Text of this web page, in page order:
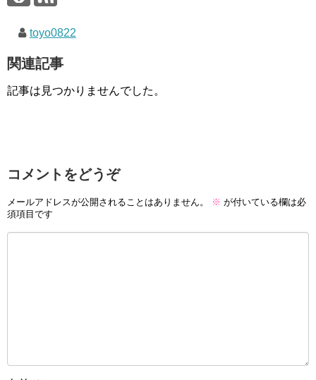
toyo0822
関連記事
記事は見つかりませんでした。
コメントをどうぞ
メールアドレスが公開されることはありません。 ※ が付いている欄は必
須項目です